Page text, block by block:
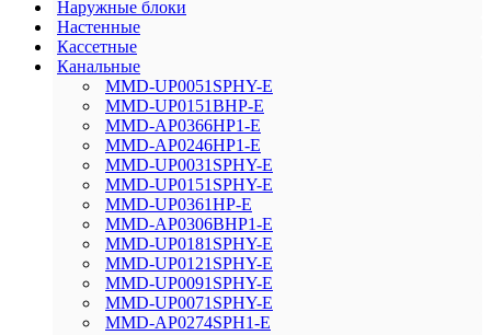
Наружные блоки
Настенные
Кассетные
Канальные
MMD-UP0051SPHY-E
MMD-UP0151BHP-E
MMD-AP0366HP1-E
MMD-AP0246HP1-E
MMD-UP0031SPHY-E
MMD-UP0151SPHY-E
MMD-UP0361HP-E
MMD-AP0306BHP1-E
MMD-UP0181SPHY-E
MMD-UP0121SPHY-E
MMD-UP0091SPHY-E
MMD-UP0071SPHY-E
MMD-AP0274SPH1-E